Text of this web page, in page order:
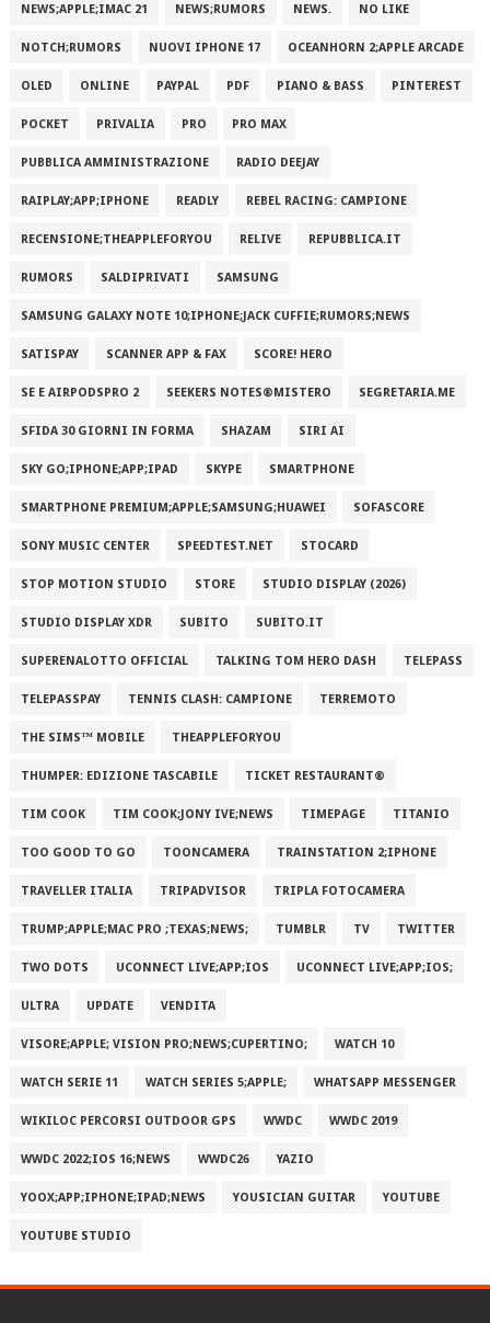
NEWS;APPLE;IMAC 21 NEWS;RUMORS NEWS. NO LIKE
NOTCH;RUMORS NUOVI IPHONE 17 OCEANHORN 2;APPLE ARCADE
OLED ONLINE PAYPAL PDF PIANO & BASS PINTEREST
POCKET PRIVALIA PRO PRO MAX
PUBBLICA AMMINISTRAZIONE RADIO DEEJAY
RAIPLAY;APP;IPHONE READLY REBEL RACING: CAMPIONE
RECENSIONE;THEAPPLEFORYOU RELIVE REPUBBLICA.IT
RUMORS SALDIPRIVATI SAMSUNG
SAMSUNG GALAXY NOTE 10;IPHONE;JACK CUFFIE;RUMORS;NEWS
SATISPAY SCANNER APP & FAX SCORE! HERO
SE E AIRPODSPRO 2 SEEKERS NOTES®MISTERO SEGRETARIA.ME
SFIDA 30 GIORNI IN FORMA SHAZAM SIRI AI
SKY GO;IPHONE;APP;IPAD SKYPE SMARTPHONE
SMARTPHONE PREMIUM;APPLE;SAMSUNG;HUAWEI SOFASCORE
SONY MUSIC CENTER SPEEDTEST.NET STOCARD
STOP MOTION STUDIO STORE STUDIO DISPLAY (2026)
STUDIO DISPLAY XDR SUBITO SUBITO.IT
SUPERENALOTTO OFFICIAL TALKING TOM HERO DASH TELEPASS
TELEPASSPAY TENNIS CLASH: CAMPIONE TERREMOTO
THE SIMS™ MOBILE THEAPPLEFORYOU
THUMPER: EDIZIONE TASCABILE TICKET RESTAURANT®
TIM COOK TIM COOK;JONY IVE;NEWS TIMEPAGE TITANIO
TOO GOOD TO GO TOONCAMERA TRAINSTATION 2;IPHONE
TRAVELLER ITALIA TRIPADVISOR TRIPLA FOTOCAMERA
TRUMP;APPLE;MAC PRO ;TEXAS;NEWS; TUMBLR TV TWITTER
TWO DOTS UCONNECT LIVE;APP;IOS UCONNECT LIVE;APP;IOS;
ULTRA UPDATE VENDITA
VISORE;APPLE; VISION PRO;NEWS;CUPERTINO; WATCH 10
WATCH SERIE 11 WATCH SERIES 5;APPLE; WHATSAPP MESSENGER
WIKILOC PERCORSI OUTDOOR GPS WWDC WWDC 2019
WWDC 2022;IOS 16;NEWS WWDC26 YAZIO
YOOX;APP;IPHONE;IPAD;NEWS YOUSICIAN GUITAR YOUTUBE
YOUTUBE STUDIO